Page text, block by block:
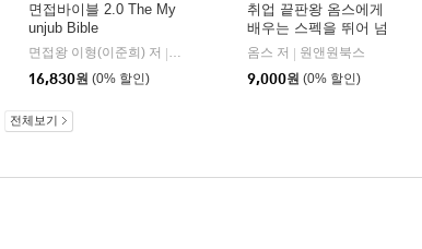
해커스잡
면접바이블 2.0 The My
unjub Bible
면접왕 이형(이준희) 저
얼라이브북스(alivebooks)
16,830원 (0% 할인)
취업 끝판왕 옴스에게
배우는 스펙을 뛰어 넘
는 자소서
옴스 저
원앤원북스
9,000원 (0% 할인)
전체보기